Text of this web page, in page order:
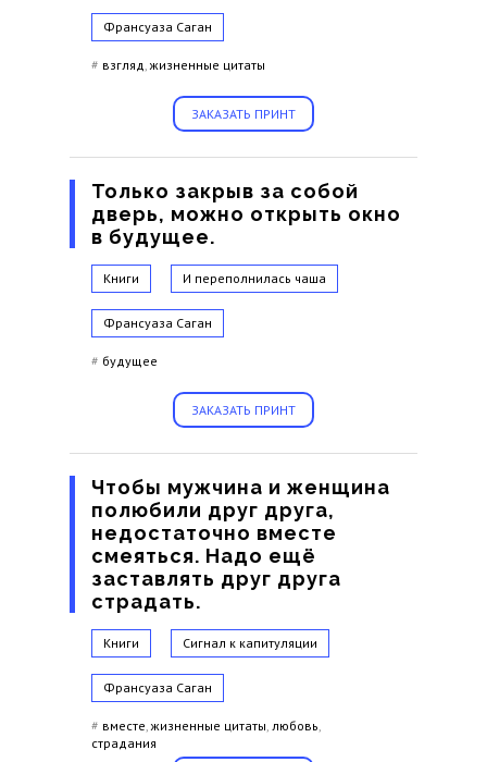
Франсуаза Саган
# взгляд,жизненные цитаты
ЗАКАЗАТЬ ПРИНТ
Только закрыв за собой
дверь, можно открыть окно
в будущее.
Книги И переполнилась чаша
Франсуаза Саган
# будущее
ЗАКАЗАТЬ ПРИНТ
Чтобы мужчина и женщина
полюбили друг друга,
недостаточно вместе
смеяться. Надо ещё
заставлять друг друга
страдать.
Книги Сигнал к капитуляции
Франсуаза Саган
# вместе,жизненные цитаты, любовь,
страдания